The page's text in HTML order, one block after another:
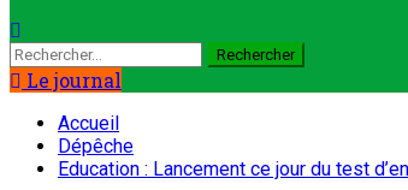
Le journal
Accueil
Dépêche
Education : Lancement ce jour du test